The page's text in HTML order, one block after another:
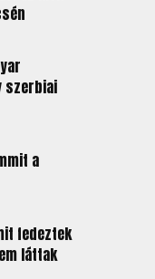
szerbiai
a
fedeztek
láttak